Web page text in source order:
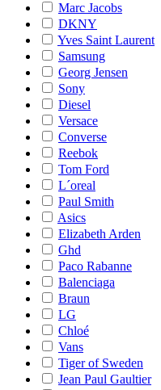
Marc Jacobs
DKNY
Yves Saint Laurent
Samsung
Georg Jensen
Sony
Diesel
Versace
Converse
Reebok
Tom Ford
L´oreal
Paul Smith
Asics
Elizabeth Arden
Ghd
Paco Rabanne
Balenciaga
Braun
LG
Chloé
Vans
Tiger of Sweden
Jean Paul Gaultier